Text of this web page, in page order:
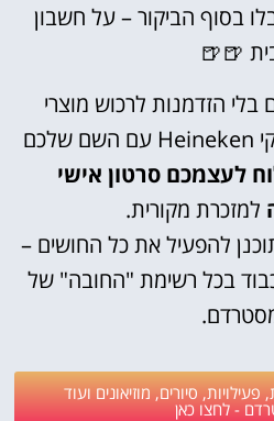
בסוף הביקור – על חשבון
🍺🍺
בלי הזדמנות לרכוש מוצרי
מרצ'נדייז רשמיים, בקבוקי Heineken עם השם שלכם
לעצמכם סרטון אישי
למזכרת מקורית.
להפעיל את כל החושים –
בכל רשימת "החובה" של
סיורים, מוזיאונים ועוד
- לחצו כאן